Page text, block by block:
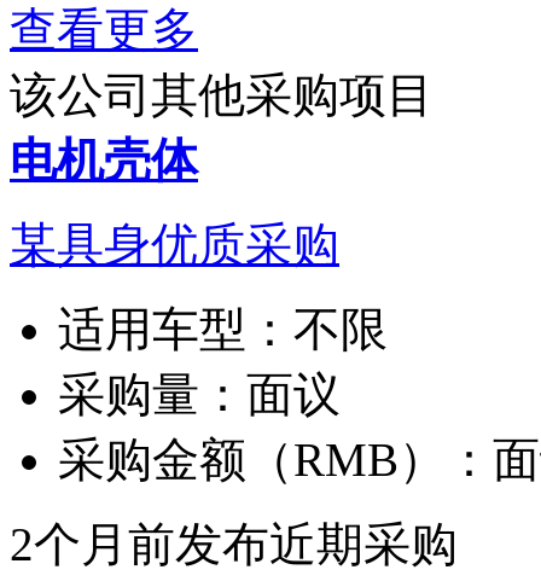
查看更多
该公司其他采购项目
电机壳体
某具身优质采购
适用车型： 不限
采购量： 面议
采购金额（RMB）：
2个月前发布近期采购